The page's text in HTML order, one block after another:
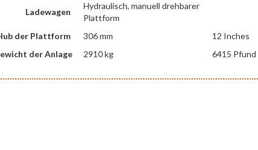
Ladewagen
Hydraulisch, manuell drehbarer
Plattform
der Plattform
306 mm
12 Inches
der Anlage
2910 kg 6415 Pfund